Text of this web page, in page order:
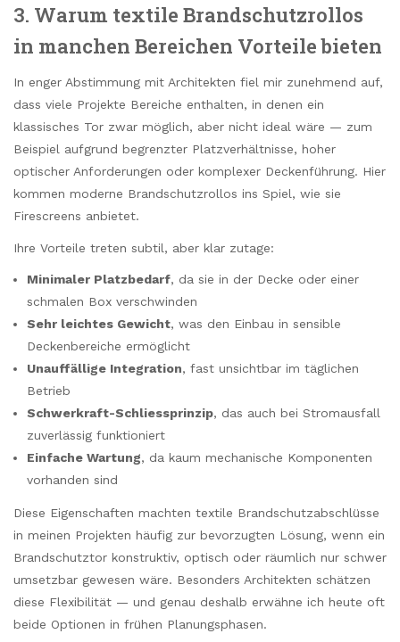
3. Warum textile Brandschutzrollos
in manchen Bereichen Vorteile bieten
In enger Abstimmung mit Architekten fiel mir zunehmend auf,
dass viele Projekte Bereiche enthalten, in denen ein
klassisches Tor zwar möglich, aber nicht ideal wäre — zum
Beispiel aufgrund begrenzter Platzverhältnisse, hoher
optischer Anforderungen oder komplexer Deckenführung. Hier
kommen moderne Brandschutzrollos ins Spiel, wie sie
Firescreens anbietet.
Ihre Vorteile treten subtil, aber klar zutage:
Minimaler Platzbedarf, da sie in der Decke oder einer
schmalen Box verschwinden
Sehr leichtes Gewicht, was den Einbau in sensible
Deckenbereiche ermöglicht
Unauffällige Integration, fast unsichtbar im täglichen
Betrieb
Schwerkraft-Schliessprinzip, das auch bei Stromausfall
zuverlässig funktioniert
Einfache Wartung, da kaum mechanische Komponenten
vorhanden sind
Diese Eigenschaften machten textile Brandschutzabschlüsse
in meinen Projekten häufig zur bevorzugten Lösung, wenn ein
Brandschutztor konstruktiv, optisch oder räumlich nur schwer
umsetzbar gewesen wäre. Besonders Architekten schätzen
diese Flexibilität — und genau deshalb erwähne ich heute oft
beide Optionen in frühen Planungsphasen.